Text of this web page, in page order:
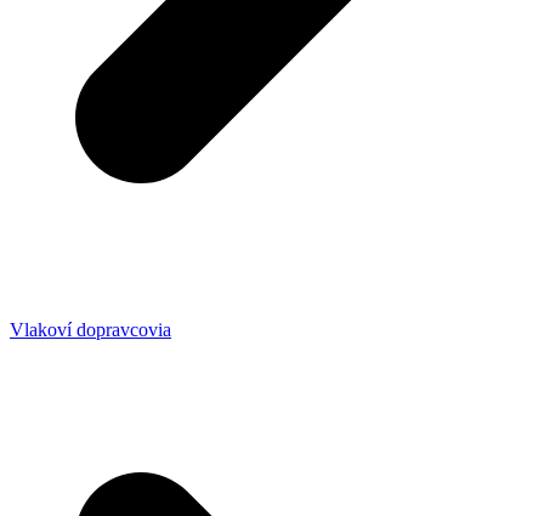
Vlakoví dopravcovia